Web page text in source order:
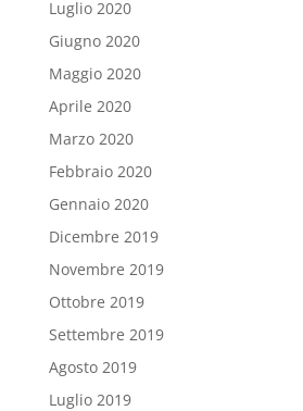
Luglio 2020
Giugno 2020
Maggio 2020
Aprile 2020
Marzo 2020
Febbraio 2020
Gennaio 2020
Dicembre 2019
Novembre 2019
Ottobre 2019
Settembre 2019
Agosto 2019
Luglio 2019